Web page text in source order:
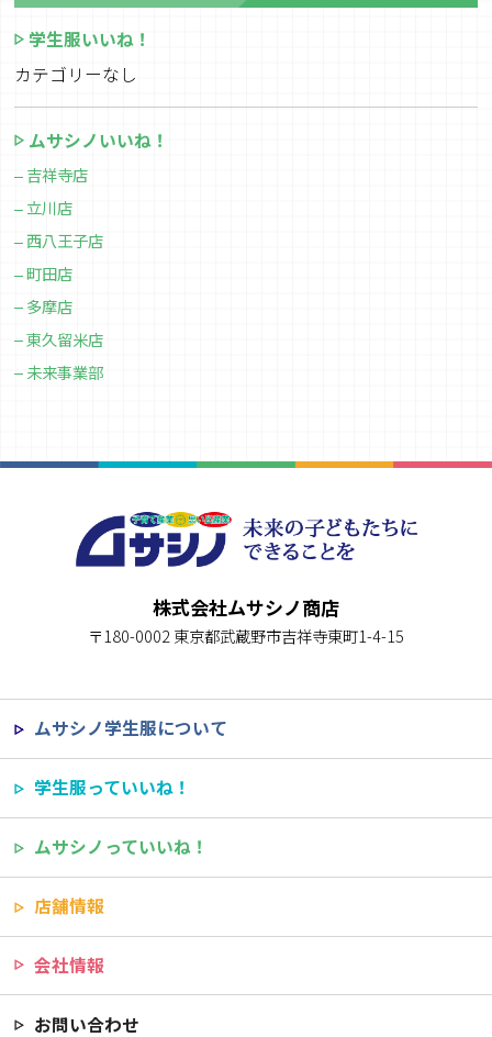
学生服いいね！
カテゴリーなし
ムサシノいいね！
吉祥寺店
立川店
西八王子店
町田店
多摩店
東久留米店
未来事業部
株式会社ムサシノ商店
〒180-0002 東京都武蔵野市吉祥寺東町1-4-15
ムサシノ学生服について
学生服っていいね！
ムサシノっていいね！
店舗情報
会社情報
お問い合わせ